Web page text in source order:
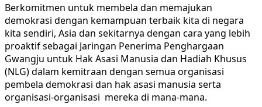
Berkomitmen untuk membela dan memajukan
demokrasi dengan kemampuan terbaik kita di negara
kita sendiri, Asia dan sekitarnya dengan cara yang lebih
proaktif sebagai Jaringan Penerima Penghargaan
Gwangju untuk Hak Asasi Manusia dan Hadiah Khusus
(NLG) dalam kemitraan dengan semua organisasi
pembela demokrasi dan hak asasi manusia serta
organisasi-organisasi mereka di mana-mana.